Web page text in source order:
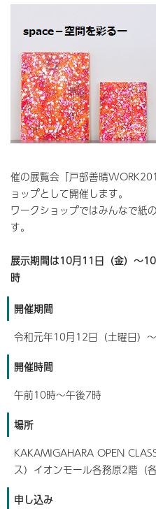
催の展覧会「戸部善晴
ョップとして開催します。
ワークショップではみんなで紙
す。
展示期間は10月11日（金）～
時
開催期間
令和元年10月12日（土曜日）
開催時間
午前10時～午後7時
場所
KAKAMIGAHARA OPEN
ス）イオンモール各務原2階（
申し込み